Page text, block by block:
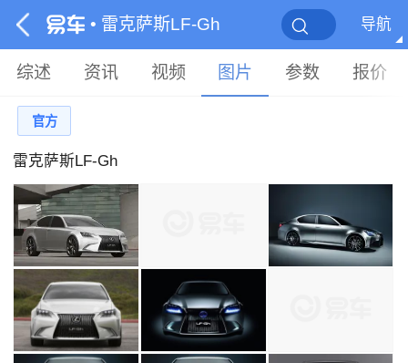
• 雷克萨斯LF-Gh 导航
综述 资讯 视频 图片 参数 报价
官方
雷克萨斯LF-Gh